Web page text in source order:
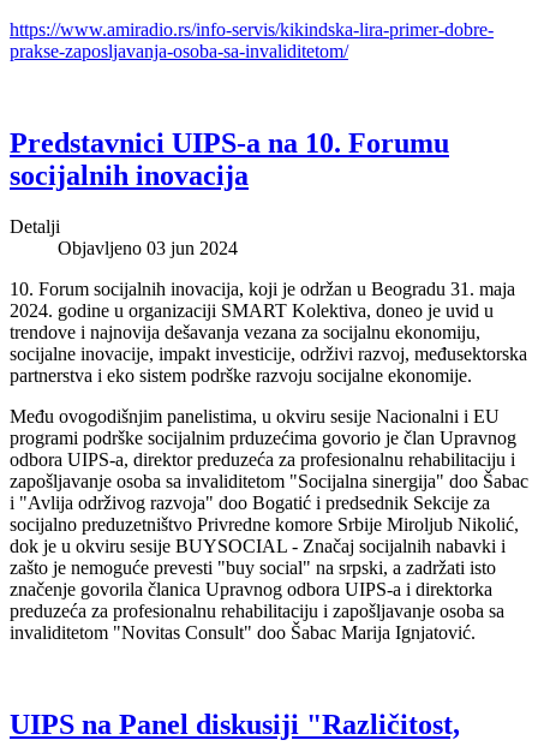
https://www.amiradio.rs/info-servis/kikindska-lira-primer-dobre-
prakse-zaposljavanja-osoba-sa-invaliditetom/
Predstavnici UIPS-a na 10. Forumu
socijalnih inovacija
Detalji
Objavljeno 03 jun 2024
10. Forum socijalnih inovacija, koji je održan u Beogradu 31. maja
2024. godine u organizaciji SMART Kolektiva, doneo je uvid u
trendove i najnovija dešavanja vezana za socijalnu ekonomiju,
socijalne inovacije, impakt investicije, održivi razvoj, međusektorska
partnerstva i eko sistem podrške razvoju socijalne ekonomije.
Među ovogodišnjim panelistima, u okviru sesije Nacionalni i EU
programi podrške socijalnim prduzećima govorio je član Upravnog
odbora UIPS-a, direktor preduzeća za profesionalnu rehabilitaciju i
zapošljavanje osoba sa invaliditetom "Socijalna sinergija" doo Šabac
i "Avlija održivog razvoja" doo Bogatić i predsednik Sekcije za
socijalno preduzetništvo Privredne komore Srbije Miroljub Nikolić,
dok je u okviru sesije BUYSOCIAL - Značaj socijalnih nabavki i
zašto je nemoguće prevesti "buy social" na srpski, a zadržati isto
značenje govorila članica Upravnog odbora UIPS-a i direktorka
preduzeća za profesionalnu rehabilitaciju i zapošljavanje osoba sa
invaliditetom "Novitas Consult" doo Šabac Marija Ignjatović.
UIPS na Panel diskusiji "Različitost,